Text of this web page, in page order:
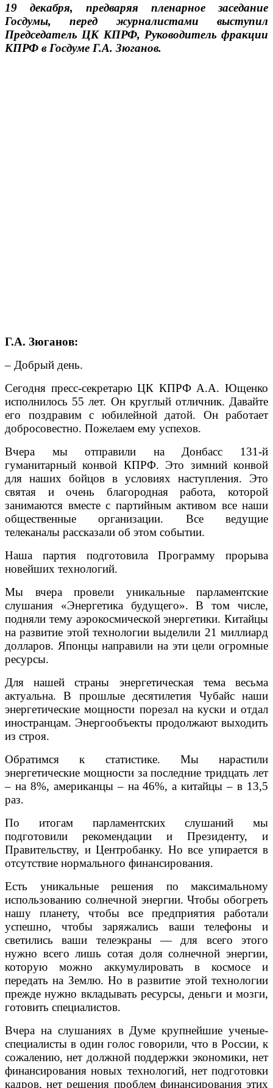
19 декабря, предваряя пленарное заседание
Госдумы, перед журналистами выступил
Председатель ЦК КПРФ, Руководитель фракции
КПРФ в Госдуме Г.А. Зюганов.
Г.А. Зюганов:
– Добрый день.
Сегодня пресс-секретарю ЦК КПРФ А.А. Ющенко
исполнилось 55 лет. Он круглый отличник. Давайте
его поздравим с юбилейной датой. Он работает
добросовестно. Пожелаем ему успехов.
Вчера мы отправили на Донбасс 131-й
гуманитарный конвой КПРФ. Это зимний конвой
для наших бойцов в условиях наступления. Это
святая и очень благородная работа, которой
занимаются вместе с партийным активом все наши
общественные организации. Все ведущие
телеканалы рассказали об этом событии.
Наша партия подготовила Программу прорыва
новейших технологий.
Мы вчера провели уникальные парламентские
слушания «Энергетика будущего». В том числе,
подняли тему аэрокосмической энергетики. Китайцы
на развитие этой технологии выделили 21 миллиард
долларов. Японцы направили на эти цели огромные
ресурсы.
Для нашей страны энергетическая тема весьма
актуальна. В прошлые десятилетия Чубайс наши
энергетические мощности порезал на куски и отдал
иностранцам. Энергообъекты продолжают выходить
из строя.
Обратимся к статистике. Мы нарастили
энергетические мощности за последние тридцать лет
– на 8%, американцы – на 46%, а китайцы – в 13,5
раз.
По итогам парламентских слушаний мы
подготовили рекомендации и Президенту, и
Правительству, и Центробанку. Но все упирается в
отсутствие нормального финансирования.
Есть уникальные решения по максимальному
использованию солнечной энергии. Чтобы обогреть
нашу планету, чтобы все предприятия работали
успешно, чтобы заряжались ваши телефоны и
светились ваши телеэкраны — для всего этого
нужно всего лишь сотая доля солнечной энергии,
которую можно аккумулировать в космосе и
передать на Землю. Но в развитие этой технологии
прежде нужно вкладывать ресурсы, деньги и мозги,
готовить специалистов.
Вчера на слушаниях в Думе крупнейшие ученые-
специалисты в один голос говорили, что в России, к
сожалению, нет должной поддержки экономики, нет
финансирования новых технологий, нет подготовки
кадров, нет решения проблем финансирования этих